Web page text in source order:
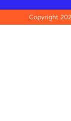
Copyright